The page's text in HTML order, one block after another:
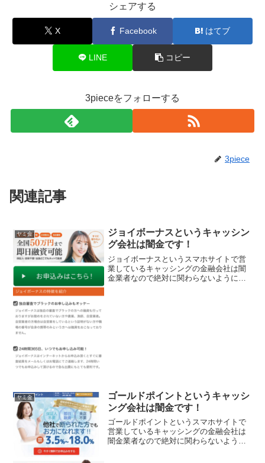
シェアする
X Facebook はてブ
LINE コピー
3pieceをフォローする
3piece
関連記事
ヤミ金
ジョイボーナスというキャッシン
グ会社は闇金です！
ジョイボーナスというスマホサイトで営
業しているキャッシングの金融会社は闇
金業者なので絶対に関わらないようにし
ヤミ金
ゴールドポイントというキャッシ
ング会社は闇金です！
ゴールドポイントというスマホサイトで
営業しているキャッシングの金融会社は
闇金業者なので絶対に関わらないように